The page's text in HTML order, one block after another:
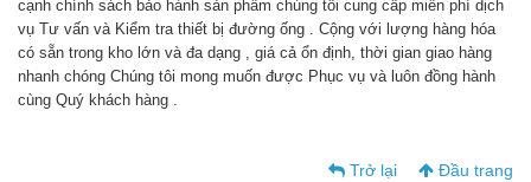
cạnh chính sách bảo hành sản phẩm chúng tôi cung cấp miễn phí dịch
vụ Tư vấn và Kiểm tra thiết bị đường ống . Cộng với lượng hàng hóa
có sẵn trong kho lớn và đa dạng , giá cả ổn định, thời gian giao hàng
nhanh chóng Chúng tôi mong muốn được Phục vụ và luôn đồng hành
cùng Quý khách hàng .
Trở lại Đầu trang